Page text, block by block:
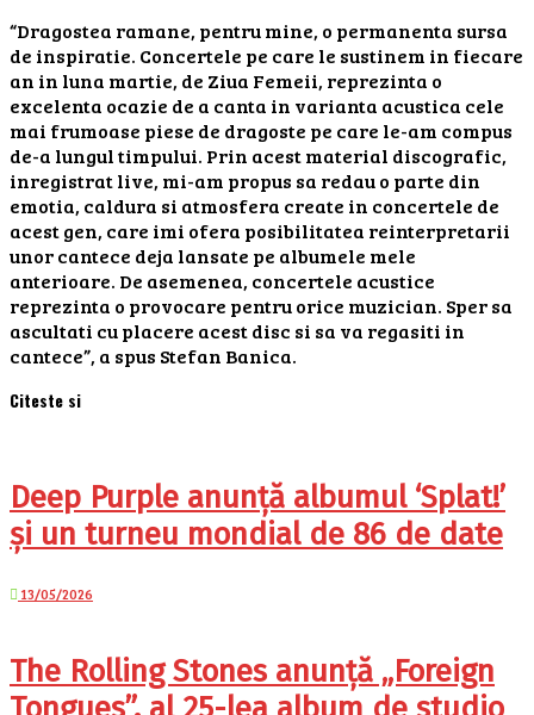
“Dragostea ramane, pentru mine, o permanenta sursa
de inspiratie. Concertele pe care le sustinem in fiecare
an in luna martie, de Ziua Femeii, reprezinta o
excelenta ocazie de a canta in varianta acustica cele
mai frumoase piese de dragoste pe care le-am compus
de-a lungul timpului. Prin acest material discografic,
inregistrat live, mi-am propus sa redau o parte din
emotia, caldura si atmosfera create in concertele de
acest gen, care imi ofera posibilitatea reinterpretarii
unor cantece deja lansate pe albumele mele
anterioare. De asemenea, concertele acustice
reprezinta o provocare pentru orice muzician. Sper sa
ascultati cu placere acest disc si sa va regasiti in
cantece”, a spus Stefan Banica.
Citeste si
Deep Purple anunță albumul ‘Splat!’
și un turneu mondial de 86 de date
13/05/2026
The Rolling Stones anunță „Foreign